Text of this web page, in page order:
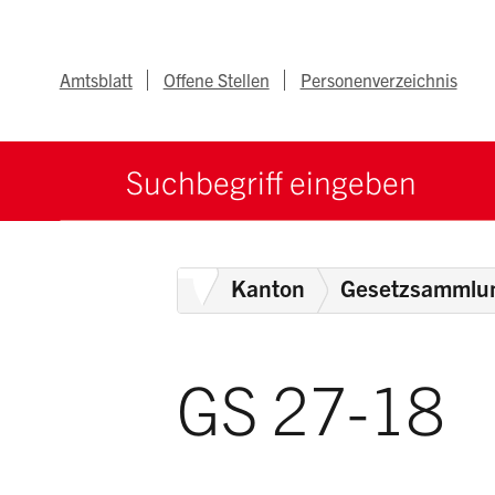
Metanav
Amtsblatt Offene Stellen Personenverzeichnis
Suchbegriff
HomeKanton
GS 27-18